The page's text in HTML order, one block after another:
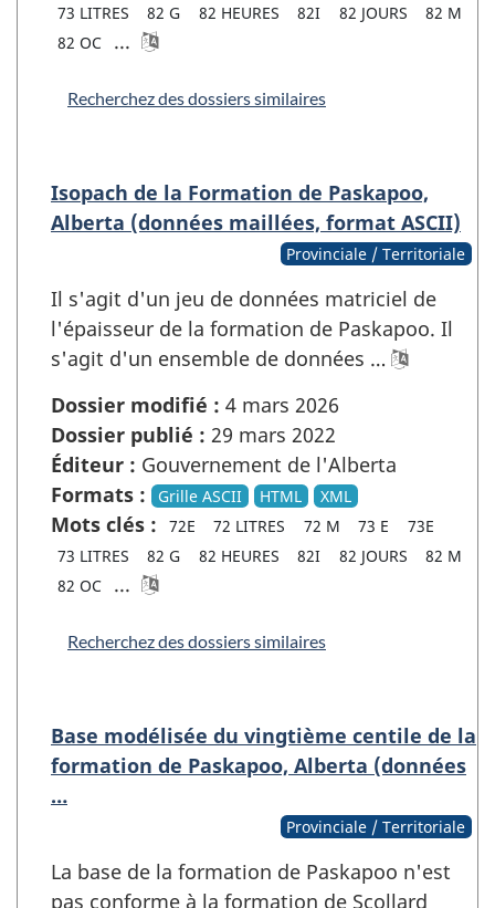
73 LITRES
82 G 82 HEURES 82I 82 JOURS
82 M
82 OC
...
Recherchez des dossiers similaires
Isopach de la Formation de Paskapoo,
Alberta (données maillées, format ASCII)
Provinciale / Territoriale
Il s'agit d'un jeu de données matriciel de
l'épaisseur de la formation de Paskapoo. Il
s'agit d'un ensemble de données …
Dossier modifié : 4 mars 2026
Dossier publié : 29 mars 2022
Éditeur : Gouvernement de l'Alberta
Formats :
Grille ASCII HTML XML
Mots clés : 72E 72 LITRES 72 M 73 E
73E
73 LITRES
82 G 82 HEURES 82I 82 JOURS
82 M
82 OC
...
Recherchez des dossiers similaires
Base modélisée du vingtième centile de la
formation de Paskapoo, Alberta (données
…
Provinciale / Territoriale
La base de la formation de Paskapoo n'est
pas conforme à la formation de Scollard